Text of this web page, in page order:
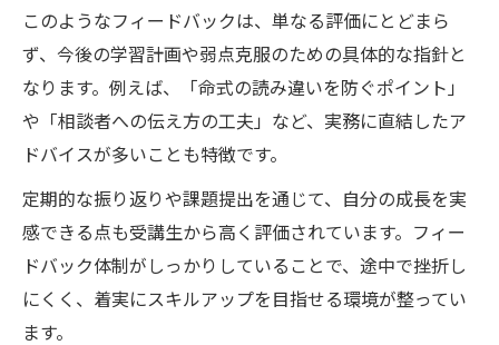
このようなフィードバックは、単なる評価にとどまら
ず、今後の学習計画や弱点克服のための具体的な指針と
なります。例えば、「命式の読み違いを防ぐポイント」
や「相談者への伝え方の工夫」など、実務に直結したア
ドバイスが多いことも特徴です。
定期的な振り返りや課題提出を通じて、自分の成長を実
感できる点も受講生から高く評価されています。フィー
ドバック体制がしっかりしていることで、途中で挫折し
にくく、着実にスキルアップを目指せる環境が整ってい
ます。